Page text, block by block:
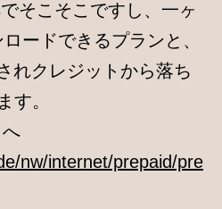
そこそこですし、一ヶ
ードできるプランと、
れクレジットから落ち
す。
nw/internet/prepaid/pre